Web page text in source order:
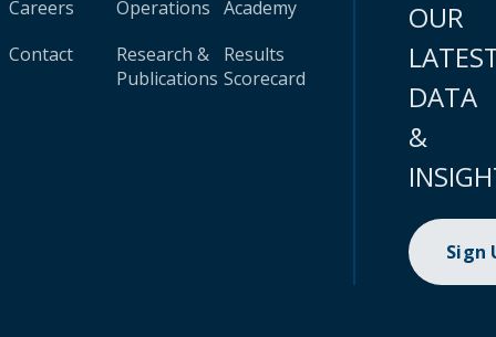
Careers
Contact
Operations
Research &
Publications
Academy
Results
Scorecard
OUR
DATA
&
Sign